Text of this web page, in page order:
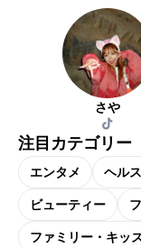
さや
注目カテゴリー
エンタメ ヘル
ビューティー
ファミリー・キッ